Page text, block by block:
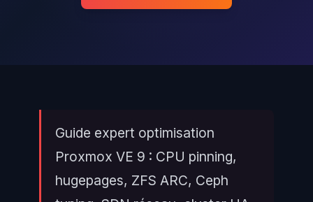
Guide expert optimisation
Proxmox VE 9 : CPU pinning,
hugepages, ZFS ARC, Ceph